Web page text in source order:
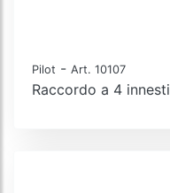
Pilot - Art. 10107
Raccordo a 4 innesti